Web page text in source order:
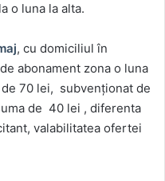
o luna la alta.
, cu domiciliul în
abonament zona o luna
de 70 lei, subvenționat de
de 40 lei , diferenta
valabilitatea ofertei